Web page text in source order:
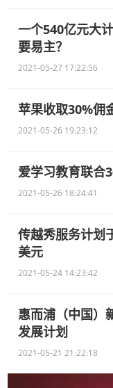
一个540亿元大
要易主？
2021-05-27 17:22:56
苹果收取30%佣
2021-05-26 19:23:12
爱学习教育联合
2021-05-26 18:24:41
传越秀服务计划
美元
2021-05-24 14:23:42
惠而浦（中国）
发展计划
2021-05-21 21:22:18